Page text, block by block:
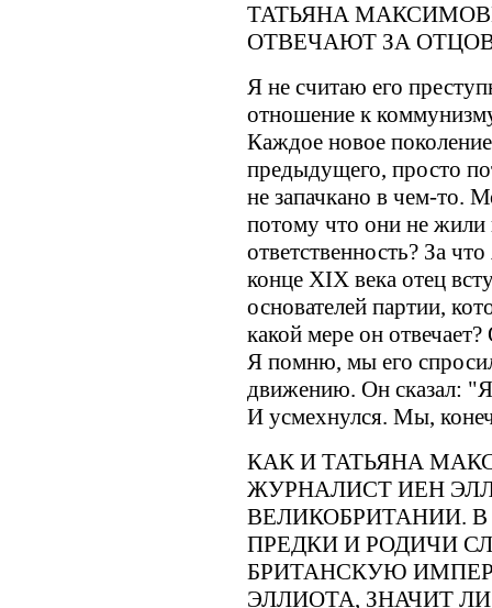
ТАТЬЯНА
ОТВЕЧАЮТ ЗА
Я не считаю его
отношение к
Каждое новое
предыдущего, просто
не запачкано в чем-то.
потому что они не жили
ответственность? За
конце XIX века отец
основателей партии,
какой мере он
Я помню, мы его
движению. Он сказал:
И усмехнулся. Мы,
КАК И ТАТЬЯНА
ЖУРНАЛИСТ ИЕН
ВЕЛИКОБРИТАНИИ.
ПРЕДКИ И РОДИЧИ
БРИТАНСКУЮ
ЭЛЛИОТА, ЗНАЧИТ